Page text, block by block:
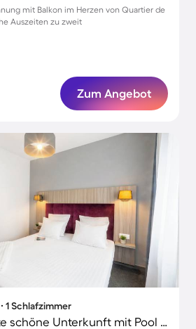
mit Balkon im Herzen von Quartier de
Auszeiten zu zweit
Zum Angebot
1 Schlafzimmer
Voll ausgestattete schöne Unterkunft mit Pool | Ideal für Homeoffice | Haustierfreundlich